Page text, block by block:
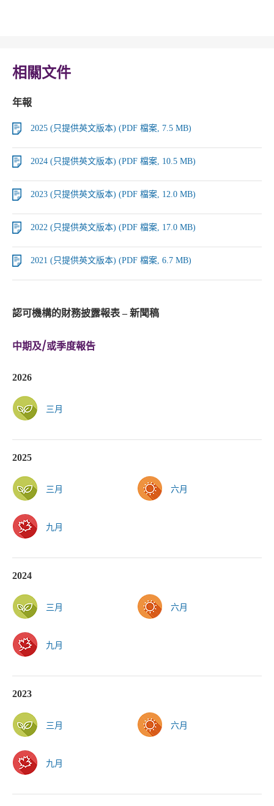
相關文件
年報
2025 (只提供英文版本) (PDF 檔案, 7.5 MB)
2024 (只提供英文版本) (PDF 檔案, 10.5 MB)
2023 (只提供英文版本) (PDF 檔案, 12.0 MB)
2022 (只提供英文版本) (PDF 檔案, 17.0 MB)
2021 (只提供英文版本) (PDF 檔案, 6.7 MB)
認可機構的財務披露報表 – 新聞稿
中期及/或季度報告
2026
三月
2025
三月 六月
九月
2024
三月 六月
九月
2023
三月 六月
九月